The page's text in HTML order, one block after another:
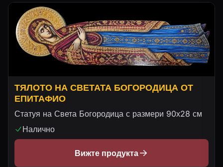
ТЯЛОТО НА СВЕТАТА БОГОРОДИЦА ОТ
ЕПИТАФИО
Статуя на Света Богородица с размери 90х28 см
Налично
Вижте продукта